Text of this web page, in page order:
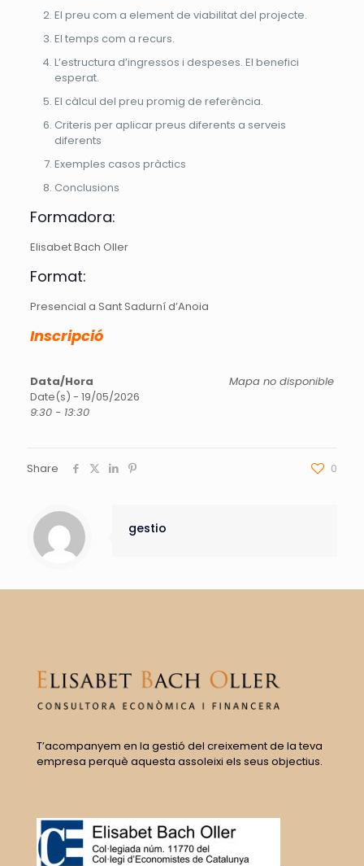
El preu com a element de viabilitat del projecte.
El temps com a recurs.
L’estructura d’ingressos i despeses. El benefici
esperat.
El càlcul del preu promig de referència.
Criteris per aplicar preus diferents a serveis
diferents
Exemples casos pràctics
Conclusions
Formadora:
Elisabet Bach Oller
Format:
Presencial a Sant Sadurní d’Anoia
Inscripció
Mapa no disponible
Data/Hora
Date(s) - 19/05/2026
9:30 - 13:30
Share 0
gestio
T’acompanyem en la gestió del creixement de la teva
empresa perquè aquesta assoleixi els seus objectius.